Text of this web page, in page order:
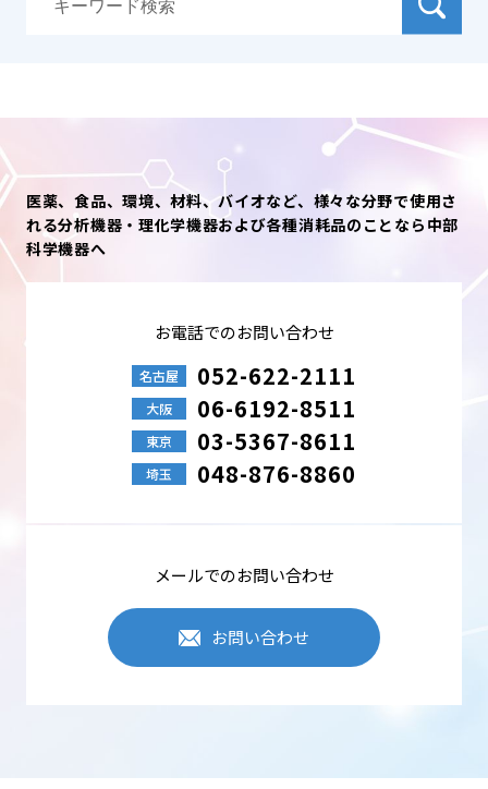
医薬、食品、環境、材料、バイオなど、様々な分野で使用さ
れる分析機器・理化学機器および各種消耗品のことなら中部
科学機器へ
お電話でのお問い合わせ
名古屋 052-622-2111
大阪 06-6192-8511
東京 03-5367-8611
埼玉 048-876-8860
メールでのお問い合わせ
お問い合わせ